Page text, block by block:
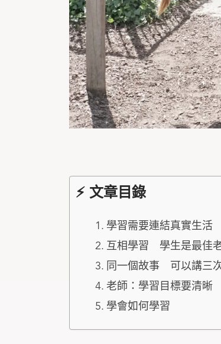
⚡ 文章目錄
學習需要連結真實生活
互相學習 學生是最佳
同一個故事 可以講三
老師：學習目標要清晰
學會如何學習